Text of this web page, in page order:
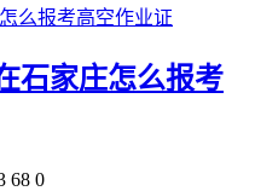
石家庄怎么报考
68 0